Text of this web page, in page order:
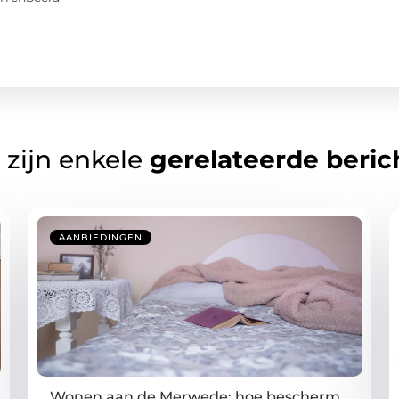
zijn enkele gerelateerde
AANBIEDINGEN